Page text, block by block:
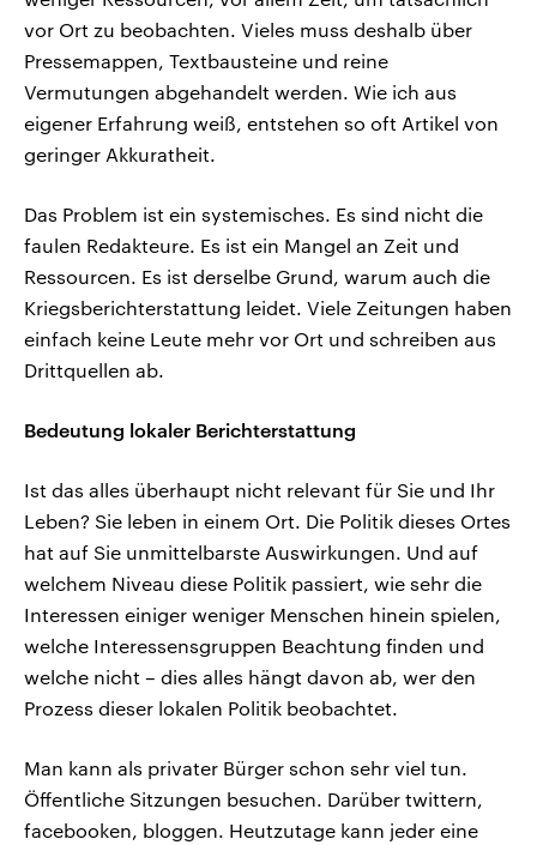
vor Ort zu beobachten. Vieles muss deshalb über
Pressemappen, Textbausteine und reine
Vermutungen abgehandelt werden. Wie ich aus
eigener Erfahrung weiß, entstehen so oft Artikel von
geringer Akkuratheit.
Das Problem ist ein systemisches. Es sind nicht die
faulen Redakteure. Es ist ein Mangel an Zeit und
Ressourcen. Es ist derselbe Grund, warum auch die
Kriegsberichterstattung leidet. Viele Zeitungen haben
einfach keine Leute mehr vor Ort und schreiben aus
Drittquellen ab.
Bedeutung lokaler Berichterstattung
Ist das alles überhaupt nicht relevant für Sie und Ihr
Leben? Sie leben in einem Ort. Die Politik dieses Ortes
hat auf Sie unmittelbarste Auswirkungen. Und auf
welchem Niveau diese Politik passiert, wie sehr die
Interessen einiger weniger Menschen hinein spielen,
welche Interessensgruppen Beachtung finden und
welche nicht – dies alles hängt davon ab, wer den
Prozess dieser lokalen Politik beobachtet.
Man kann als privater Bürger schon sehr viel tun.
Öffentliche Sitzungen besuchen. Darüber twittern,
facebooken, bloggen. Heutzutage kann jeder eine